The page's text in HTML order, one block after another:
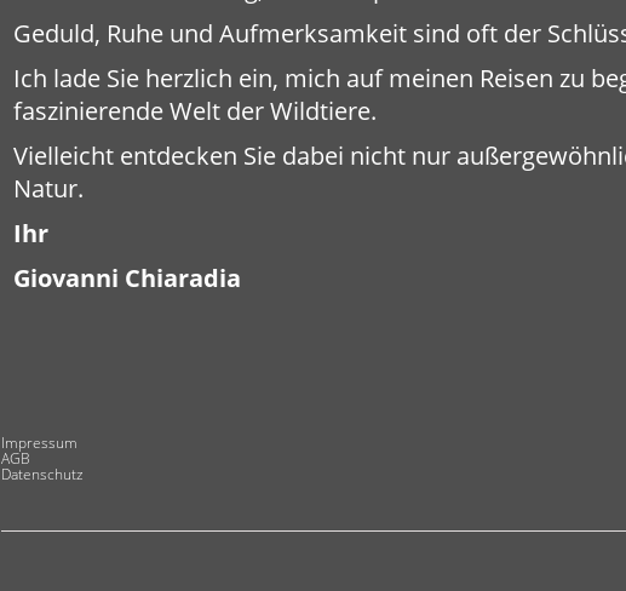
Geduld, Ruhe und Aufmerksamkeit sind oft der
Ich lade Sie herzlich ein, mich auf meinen Reisen zu
faszinierende Welt der Wildtiere.
Vielleicht entdecken Sie dabei nicht nur
Natur.
Ihr
Giovanni Chiaradia
Impressum
AGB
Datenschutz